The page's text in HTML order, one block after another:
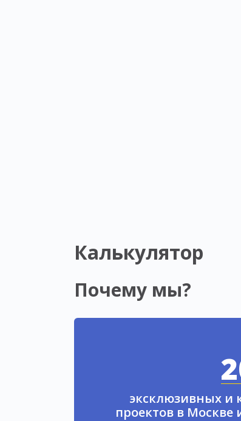
Калькулятор
Почему мы?
эксклюзивных и
проектов в Москве